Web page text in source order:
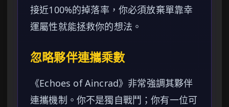
接近100%的掉落率，你必須放棄單靠幸
運屬性就能拯救你的想法。
忽略夥伴連攜乘數
《Echoes of Aincrad》非常強調其夥伴
連攜機制。你不是獨自戰鬥；你有一位可